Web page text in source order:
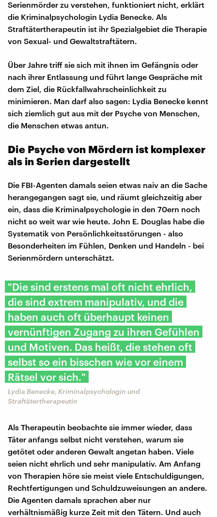
Serienmörder zu verstehen, funktioniert nicht, erklärt
die Kriminalpsychologin Lydia Benecke. Als
Straftätertherapeutin ist ihr Spezialgebiet die Therapie
von Sexual- und Gewaltstraftätern.
Über Jahre triff sie sich mit ihnen im Gefängnis oder
nach ihrer Entlassung und führt lange Gespräche mit
dem Ziel, die Rückfallwahrscheinlichkeit zu
minimieren. Man darf also sagen: Lydia Benecke kennt
sich ziemlich gut aus mit der Psyche von Menschen,
die Menschen etwas antun.
Die Psyche von Mördern ist komplexer
als in Serien dargestellt
Die FBI-Agenten damals seien etwas naiv an die Sache
herangegangen sagt sie, und räumt gleichzeitig aber
ein, dass die Kriminalpsychologie in den 70ern noch
nicht so weit war wie heute. John E. Douglas habe die
Systematik von Persönlichkeitsstörungen - also
Besonderheiten im Fühlen, Denken und Handeln - bei
Serienmördern unterschätzt.
"Die sind erstens mal oft nicht ehrlich,
die sind extrem manipulativ, und die
haben auch oft überhaupt keinen
vernünftigen Zugang zu ihren Gefühlen
und Motiven. Das heißt, die stehen oft
selbst so ein bisschen wie vor einem
Rätsel vor sich."
Lydia Benecke, Kriminalpsychologin und
Straftätertherapeutin
Als Therapeutin beobachte sie immer wieder, dass
Täter anfangs selbst nicht verstehen, warum sie
getötet oder anderen Gewalt angetan haben. Viele
seien nicht ehrlich und sehr manipulativ. Am Anfang
von Therapien höre sie meist viele Entschuldigungen,
Rechtfertigungen und Schuldzuweisungen an andere.
Die Agenten damals sprachen aber nur
verhältnismäßig kurze Zeit mit den Tätern. Und auch